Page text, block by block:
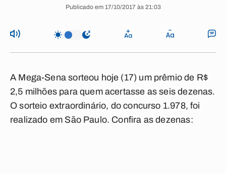
Publicado em 17/10/2017 às 21:03
A Mega-Sena sorteou hoje (17) um prêmio de R$
2,5 milhões para quem acertasse as seis dezenas.
O sorteio extraordinário, do concurso 1.978, foi
realizado em São Paulo. Confira as dezenas: